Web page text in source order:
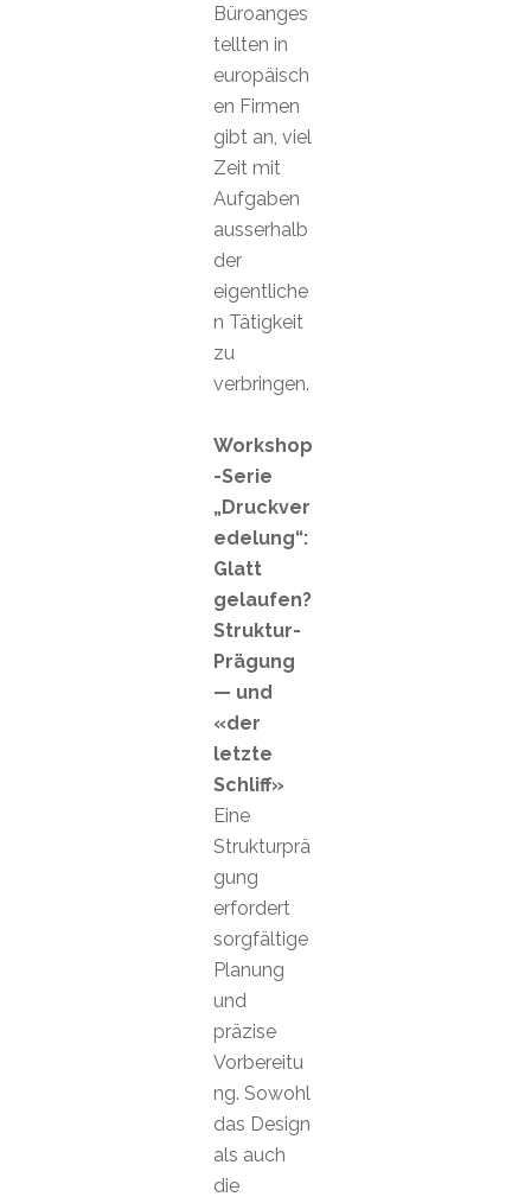
Büroanges
tellten in
europäisch
en Firmen
gibt an, viel
Zeit mit
Aufgaben
ausserhalb
der
eigentliche
n Tätigkeit
zu
verbringen.
Workshop
-Serie
„Druckver
edelung“:
Glatt
gelaufen?
Struktur-
Prägung
— und
«der
letzte
Schliff»
Eine
Strukturprä
gung
erfordert
sorgfältige
Planung
und
präzise
Vorbereitu
ng. Sowohl
das Design
als auch
die